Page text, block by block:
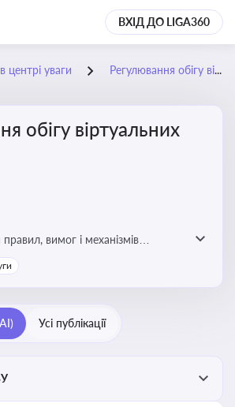
ВХІД ДО LIGA360
центрі уваги Регулювання обігу віртуальних активів
обігу віртуальних
вимог і механізмів
обігом та
активів, таких як
Усі публікації